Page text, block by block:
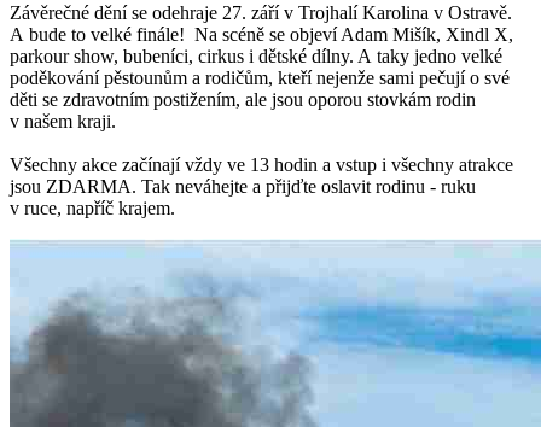
Závěrečné dění se odehraje 27. září v Trojhalí Karolina v Ostravě.
A bude to velké finále! Na scéně se objeví Adam Mišík, Xindl X,
parkour show, bubeníci, cirkus i dětské dílny. A taky jedno velké
poděkování pěstounům a rodičům, kteří nejenže sami pečují o své
děti se zdravotním postižením, ale jsou oporou stovkám rodin
v našem kraji.
Všechny akce začínají vždy ve 13 hodin a vstup i všechny atrakce
jsou ZDARMA. Tak neváhejte a přijďte oslavit rodinu - ruku
v ruce, napříč krajem.